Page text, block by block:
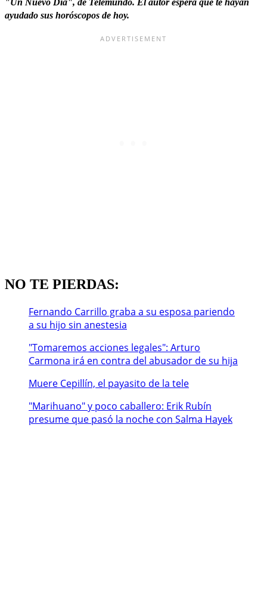
"Un Nuevo Día", de Telemundo. El autor espera que te hayan
ayudado sus horóscopos de hoy.
NO TE PIERDAS:
Fernando Carrillo graba a su esposa pariendo
a su hijo sin anestesia
"Tomaremos acciones legales": Arturo
Carmona irá en contra del abusador de su hija
Muere Cepillín, el payasito de la tele
"Marihuano" y poco caballero: Erik Rubín
presume que pasó la noche con Salma Hayek